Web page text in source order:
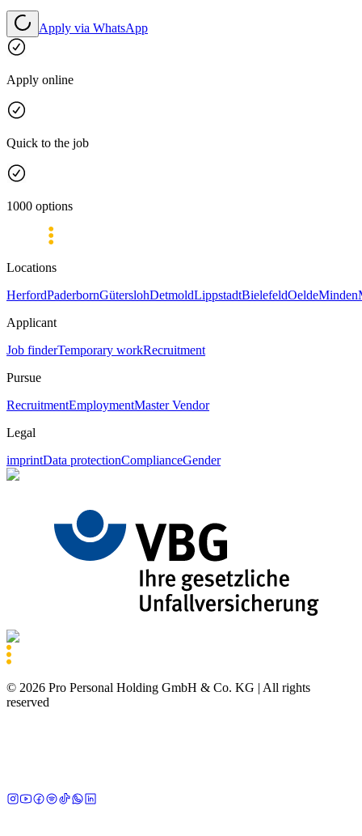
Apply via WhatsApp
Apply online
Quick to the job
1000 options
Locations
HerfordPaderbornGüterslohDetmoldLippstadtBielefeldOeldeMinden
Applicant
Job finderTemporary workRecruitment
Pursue
RecruitmentEmploymentMaster Vendor
Legal
imprintData protectionComplianceGender
© 2026 Pro Personal Holding GmbH & Co. KG | All rights
reserved